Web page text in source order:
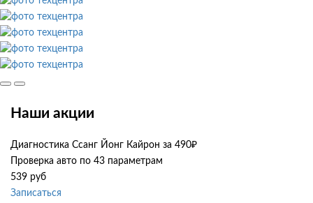
Наши акции
Диагностика Ссанг Йонг Кайрон за 490₽
Проверка авто по 43 параметрам
539 руб
Записаться